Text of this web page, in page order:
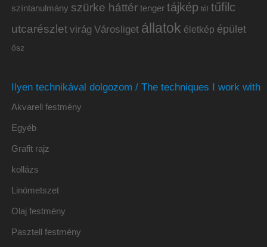
színtanulmány szürke háttér tenger tájkép tél tűfilc
utcarészlet virág Városliget állatok életkép épület
ősz
Ilyen technikával dolgozom / The techniques I work with
Akvarell festmény
Egyéb
Grafit rajz
kollázs
Linómetszet
Olaj festmény
Pasztell festmény